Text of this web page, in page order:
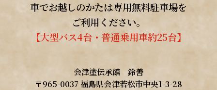
車でお越しのかたは専用無料駐車場を
ご利用ください。
【大型バス4台・普通乗用車約25台】
会津塗伝承館 鈴善
〒965-0037 福島県会津若松市中央1-3-28